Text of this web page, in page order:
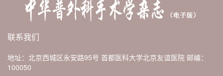
联系我们
地址：北京西城区永安路95号 首都医科大学北京友谊医院 邮编：
100050